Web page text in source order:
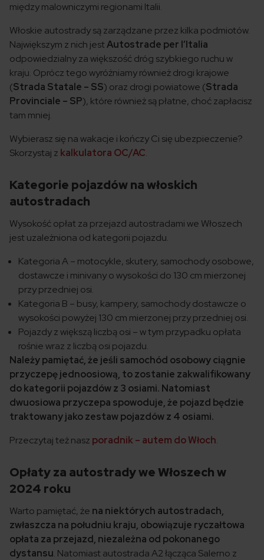
między malowniczymi regionami Italii.
Włoskie autostrady są zarządzane przez kilka podmiotów.
Największym z nich jestAutostrade per l’Italia
odpowiedzialny za większość dróg szybkiego ruchu w
kraju. Oprócz tego wyróżniamy również drogi krajowe
(Strada Statale – SS) oraz drogi powiatowe (Strada
Provinciale – SP), które również są płatne, choć zapłacisz
tam mniej.
Wybierasz się na wakacje i kończy Ci się ubezpieczenie?
Skorzystaj z kalkulatora OC/AC.
Kategorie pojazdów na włoskich
autostradach
Wysokość opłat za przejazd autostradami we Włoszech
jest uzależniona od kategorii pojazdu.
Kategoria A – motocykle, skutery, samochody osobowe,
dostawcze i minivany o wysokości do 130 cm mierzonej
przy przedniej osi.
Kategoria B – busy, kampery, samochody dostawcze o
wysokości powyżej 130 cm mierzonej przy przedniej osi.
Pojazdy z większą liczbą osi – w tym przypadku opłata
rośnie wraz z liczbą osi pojazdu.
Należy pamiętać, że jeśli samochód osobowy ciągnie
przyczepę jednoosiową, to zostanie zakwalifikowany
do kategorii pojazdów z 3 osiami. Natomiast
dwuosiowa przyczepa spowoduje, że pojazd będzie
traktowany jako zestaw pojazdów z 4 osiami.
Przeczytaj też nasz poradnik – autem do Włoch.
Opłaty za autostrady we Włoszech w
2024 roku
Warto pamiętać, że na niektórych autostradach,
zwłaszcza na południu kraju, obowiązuje ryczałtowa
opłata za przejazd, niezależna od pokonanego
dystansu. Natomiast autostrada A2 łącząca Salerno z